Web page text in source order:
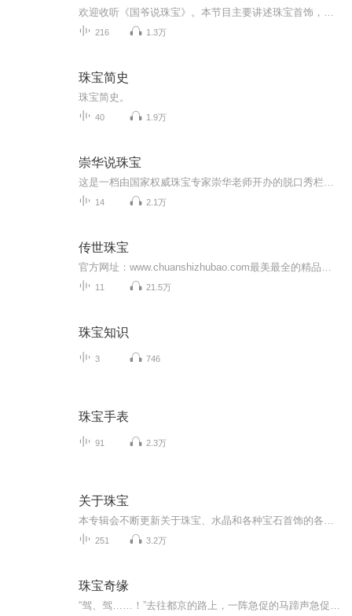
216 1.3万
珠宝简史
珠宝简史。
40 1.9万
崇华说珠宝
14 2.1万
传世珠宝
11 21.5万
珠宝知识
3 746
珠宝手表
91 2.3万
关于珠宝
251 3.2万
珠宝奇缘